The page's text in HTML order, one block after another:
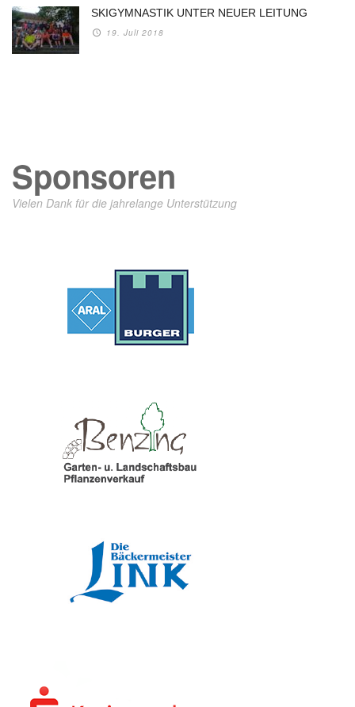
SKIGYMNASTIK UNTER NEUER LEITUNG
19. Juli 2018
Sponsoren
Vielen Dank für die jahrelange Unterstützung